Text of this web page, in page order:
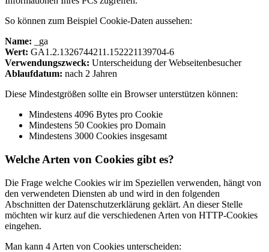
So können zum Beispiel Cookie-Daten aussehen:
Name: _ga
Wert: GA1.2.1326744211.152221139704-6
Verwendungszweck: Unterscheidung der Webseitenbesucher
Ablaufdatum: nach 2 Jahren
Diese Mindestgrößen sollte ein Browser unterstützen können:
Mindestens 4096 Bytes pro Cookie
Mindestens 50 Cookies pro Domain
Mindestens 3000 Cookies insgesamt
Welche Arten von Cookies gibt es?
Die Frage welche Cookies wir im Speziellen verwenden, hängt von
den verwendeten Diensten ab und wird in den folgenden
Abschnitten der Datenschutzerklärung geklärt. An dieser Stelle
möchten wir kurz auf die verschiedenen Arten von HTTP-Cookies
eingehen.
Man kann 4 Arten von Cookies unterscheiden: